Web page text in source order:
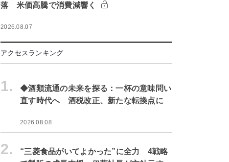
落 米価高騰で消費減響く
2026.08.07
アクセスランキング
1.
◆酒類流通の未来を探る：一杯の意味問い
直す時代へ 酒税改正、新たな転換点に
2026.08.08
2.
“三菱食品がいてよかった”に全力 4戦略